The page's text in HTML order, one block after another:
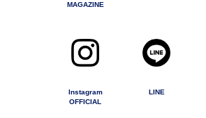
MAGAZINE
Instagram
OFFICIAL
LINE